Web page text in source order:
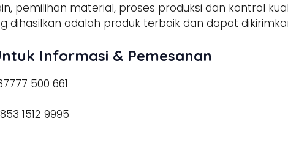
pemilihan material, proses produksi dan kontrol
dihasilkan adalah produk terbaik dan dapat
Informasi & Pemesanan
500 661
1512 9995